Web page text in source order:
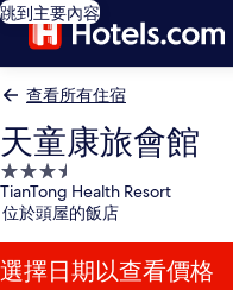
跳到主要內容
查看所有住宿
天童康旅會館
3.5
星
級
住
宿
TianTong Health Resort
位於頭屋的飯店
選擇日期以查看價格